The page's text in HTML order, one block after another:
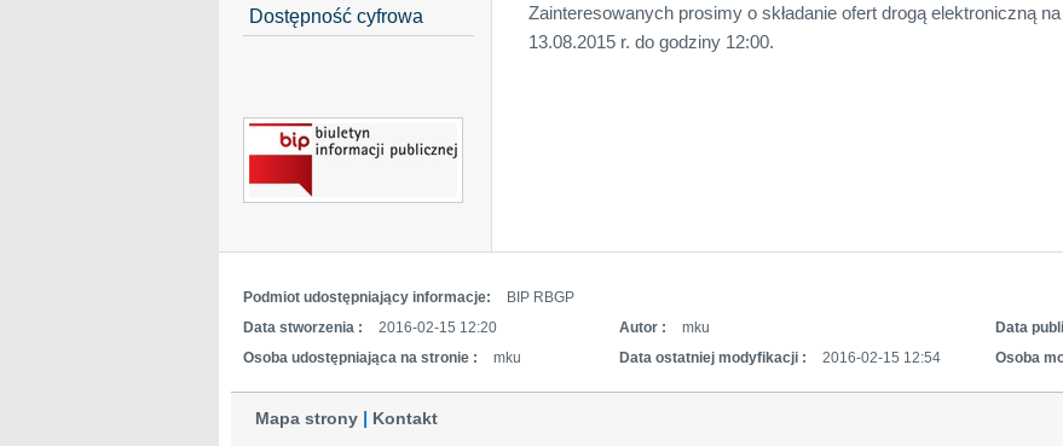
Dostępność cyfrowa
Zainteresowanych prosimy o składanie ofert drogą elektroniczną
13.08.2015 r. do godziny 12:00.
Podmiot udostępniający informacje:
BIP RBGP
Data stworzenia :
2016-02-15 12:20 Autor : mku Data
Osoba udostępniająca na stronie :
mku Data ostatniej modyfikacji : 2016-02-15 12:54 Osoba
Mapa strony Kontakt